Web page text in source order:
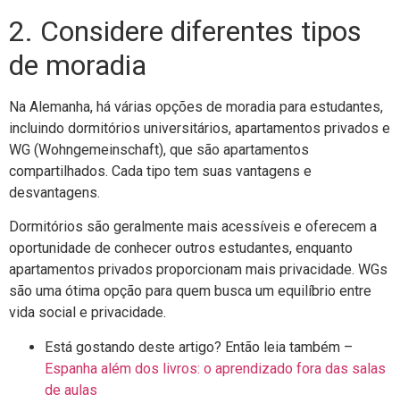
2. Considere diferentes tipos
de moradia
Na Alemanha, há várias opções de moradia para estudantes,
incluindo dormitórios universitários, apartamentos privados e
WG (Wohngemeinschaft), que são apartamentos
compartilhados. Cada tipo tem suas vantagens e
desvantagens.
Dormitórios são geralmente mais acessíveis e oferecem a
oportunidade de conhecer outros estudantes, enquanto
apartamentos privados proporcionam mais privacidade. WGs
são uma ótima opção para quem busca um equilíbrio entre
vida social e privacidade.
Está gostando deste artigo? Então leia também –
Espanha além dos livros: o aprendizado fora das salas
de aulas